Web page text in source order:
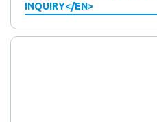
INQUIRY</EN>